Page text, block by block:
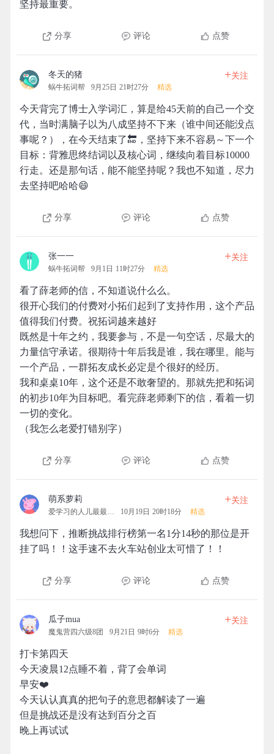
坚持最重要。
分享 评论 点赞
冬天的猪
蜗牛拓词帮 9月25日 21时27分 精选
+关注
今天背完了博士入学词汇，算是给45天前的自己一个交
代，当时满脑子以为八成坚持不下来（谁中间还能没点
事呢？），在今天结束了🔚，坚持下来不容易～下一个
目标：背雅思终结词以及核心词，继续向着目标10000
行走。还是那句话，能不能坚持呢？我也不知道，尽力
去坚持吧哈哈😄
分享 评论 点赞
张一一
蜗牛拓词帮 9月1日 11时27分 精选
+关注
看了薛老师的信，不知道说什么么。
很开心我们的付费对小拓们起到了支持作用，这个产品
值得我们付费。祝拓词越来越好
既然是十年之约，我要参与，不是一句空话，尽最大的
力量信守承诺。很期待十年后我是谁，我在哪里。能与
一个产品，一群拓友成长必定是个很好的经历。
我和桌桌10年，这个还是不敢奢望的。那就先把和拓词
的初步10年为目标吧。看完薛老师剩下的信，看着一切
一切的变化。
（我怎么老爱打错别字）
分享 评论 点赞
萌系萝莉
爱学习的人儿最最可爱 10月19日 20时18分 精选
+关注
我想问下，推断挑战排行榜第一名1分14秒的那位是开
挂了吗！！这手速不去火车站创业太可惜了！！
分享 评论 点赞
瓜子mua
魔鬼营四六级8团 9月21日 9时6分 精选
+关注
打卡第四天
今天凌晨12点睡不着，背了会单词
早安❤️
今天认认真真的把句子的意思都解读了一遍
但是挑战还是没有达到百分之百
晚上再试试